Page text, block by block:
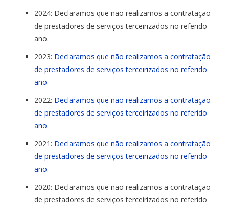
2024: Declaramos que não realizamos a contratação
de prestadores de serviços terceirizados no referido
ano.
2023: Declaramos que não realizamos a contratação
de prestadores de serviços terceirizados no referido
ano.
2022: Declaramos que não realizamos a contratação
de prestadores de serviços terceirizados no referido
ano.
2021: Declaramos que não realizamos a contratação
de prestadores de serviços terceirizados no referido
ano.
2020: Declaramos que não realizamos a contratação
de prestadores de serviços terceirizados no referido